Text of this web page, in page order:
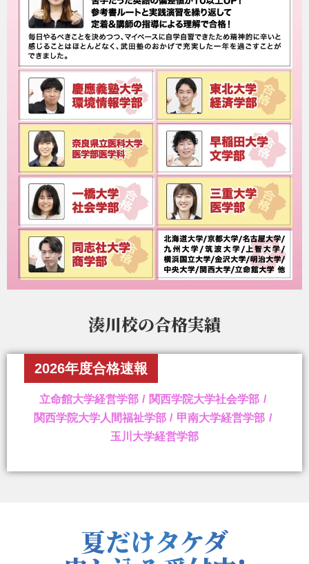
湊川校の合格実績
2026年度合格速報
立命館大学経営学部
関西学院大学社会学部
関西学院大学人間福祉学部
甲南大学経営学部
玉川大学経営学部
夏だけタケダ